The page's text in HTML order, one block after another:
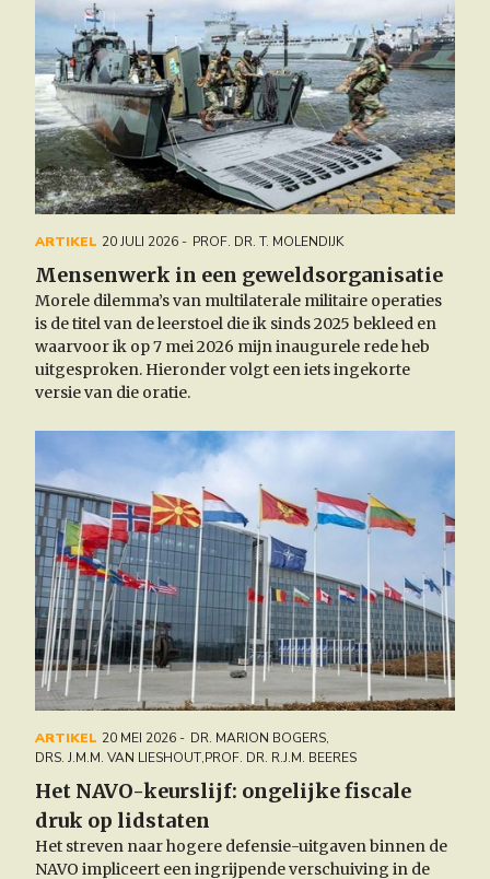
ARTIKEL 20 JULI 2026 PROF. DR. T. MOLENDIJK
Mensenwerk in een geweldsorganisatie
Morele dilemma’s van multilaterale militaire operaties
is de titel van de leerstoel die ik sinds 2025 bekleed en
waarvoor ik op 7 mei 2026 mijn inaugurele rede heb
uitgesproken. Hieronder volgt een iets ingekorte
versie van die oratie.
ARTIKEL 20 MEI 2026 DR. MARION BOGERS,
DRS. J.M.M. VAN LIESHOUT,PROF. DR. R.J.M. BEERES
Het NAVO-keurslijf: ongelijke fiscale
druk op lidstaten
Het streven naar hogere defensie-uitgaven binnen de
NAVO impliceert een ingrijpende verschuiving in de